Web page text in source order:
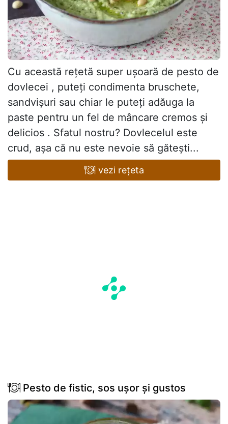
Cu această rețetă super ușoară de pesto de
dovlecei , puteți condimenta bruschete,
sandvișuri sau chiar le puteți adăuga la
paste pentru un fel de mâncare cremos și
delicios . Sfatul nostru? Dovlecelul este
crud, așa că nu este nevoie să gătești...
vezi rețeta
Pesto de fistic, sos ușor și gustos